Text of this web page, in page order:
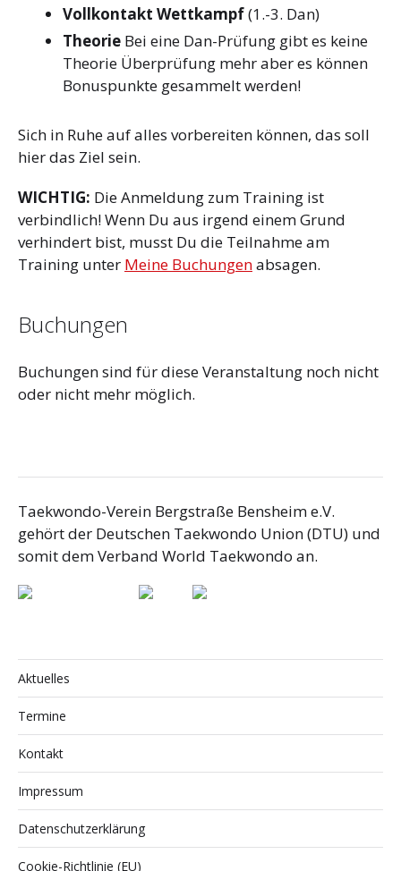
Vollkontakt Wettkampf(1.-3. Dan)
Theorie Bei eine Dan-Prüfung gibt es keine
Theorie Überprüfung mehr aber es können
Bonuspunkte gesammelt werden!
Sich in Ruhe auf alles vorbereiten können, das soll
hier das Ziel sein.
WICHTIG: Die Anmeldung zum Training ist
verbindlich! Wenn Du aus irgend einem Grund
verhindert bist, musst Du die Teilnahme am
Training unter Meine Buchungenabsagen.
Buchungen
Buchungen sind für diese Veranstaltung noch nicht
oder nicht mehr möglich.
Taekwondo-Verein Bergstraße Bensheim e.V.
gehört der Deutschen Taekwondo Union (DTU) und
somit dem Verband World Taekwondo an.
Aktuelles
Termine
Kontakt
Impressum
Datenschutzerklärung
Cookie-Richtlinie (EU)